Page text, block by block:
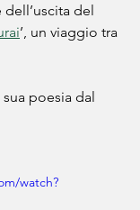
del
’, un viaggio tra
poesia dal
watch?